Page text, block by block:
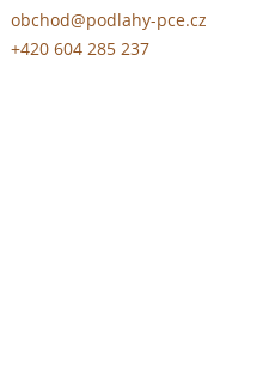
obchod@podlahy-pce.cz
+420 604 285 237